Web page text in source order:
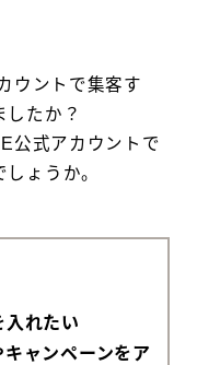
ウントで集客す
したか？
公式アカウントで
ょうか。
入れたい
キャンペーンをア